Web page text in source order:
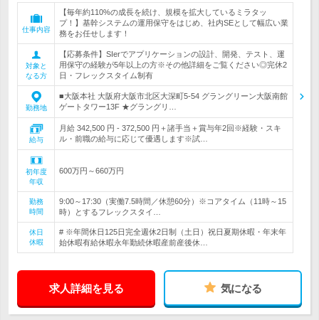
仕事内容
【毎年約110%の成長を続け、規模を拡大しているミラタッ
プ！】基幹システムの運用保守をはじめ、社内SEとして幅広い業
務をお任せします！
対象と
なる方
【応募条件】SIerでアプリケーションの設計、開発、テスト、運
用保守の経験が5年以上の方※その他詳細をご覧ください◎完休2
日・フレックスタイム制有
勤務地
■大阪本社 大阪府大阪市北区大深町5-54 グラングリーン大阪南館
ゲートタワー13F ★グラングリ…
給与
月給 342,500 円 - 372,500 円＋諸手当＋賞与年2回※経験・スキ
ル・前職の給与に応じて優遇します※試…
初年度
年収
600万円～660万円
勤務
時間
9:00～17:30（実働7.5時間／休憩60分）※コアタイム（11時～15
時）とするフレックスタイ…
休日
休暇
# ※年間休日125日完全週休2日制（土日）祝日夏期休暇・年末年
始休暇有給休暇永年勤続休暇産前産後休…
求人詳細を見る 気になる